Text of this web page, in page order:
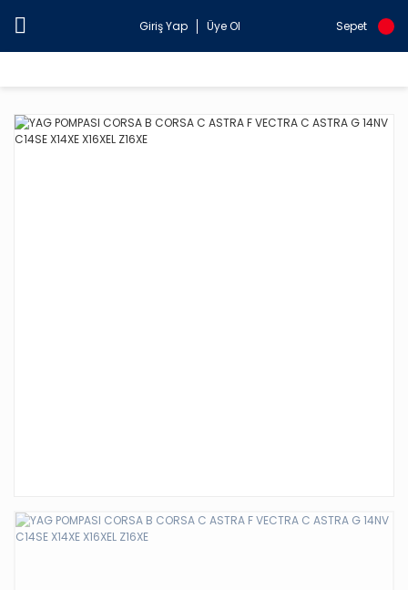
Giriş Yap Üye Ol Sepet